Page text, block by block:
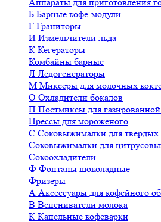
Б Барные кофе-модули
Г Граниторы
И Измельчители льда
К Кегераторы
Комбайны барные
Л Ледогенераторы
М Миксеры для молочных
О Охладители бокалов
П Постмиксы для
Прессы для мороженого
С Соковыжималки для
Соковыжималки для
Сокоохладители
Ф Фонтаны шоколадные
Фризеры
А Аксессуары для кофейного
В Вспениватели молока
К Капельные кофеварки